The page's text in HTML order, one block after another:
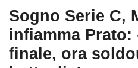
Sogno Serie C,
infiamma Prato:
finale, ora